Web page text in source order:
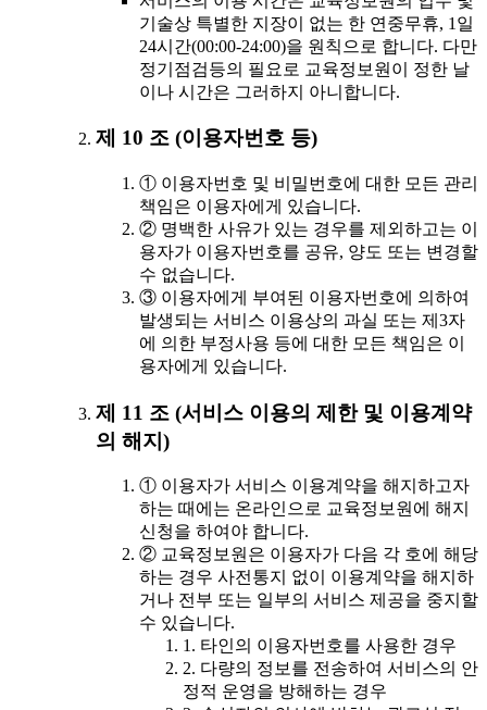
기술상 특별한 지장이 없는 한 연중무휴, 1일
24시간(00:00-24:00)을 원칙으로 합니다. 다만
정기점검등의 필요로 교육정보원이 정한 날
이나 시간은 그러하지 아니합니다.
제 10 조 (이용자번호 등)
① 이용자번호 및 비밀번호에 대한 모든 관리
책임은 이용자에게 있습니다.
② 명백한 사유가 있는 경우를 제외하고는 이
용자가 이용자번호를 공유, 양도 또는 변경할
수 없습니다.
③ 이용자에게 부여된 이용자번호에 의하여
발생되는 서비스 이용상의 과실 또는 제3자
에 의한 부정사용 등에 대한 모든 책임은 이
용자에게 있습니다.
제 11 조 (서비스 이용의 제한 및 이용계약
의 해지)
① 이용자가 서비스 이용계약을 해지하고자
하는 때에는 온라인으로 교육정보원에 해지
신청을 하여야 합니다.
② 교육정보원은 이용자가 다음 각 호에 해당
하는 경우 사전통지 없이 이용계약을 해지하
거나 전부 또는 일부의 서비스 제공을 중지할
수 있습니다.
1. 타인의 이용자번호를 사용한 경우
2. 다량의 정보를 전송하여 서비스의 안
정적 운영을 방해하는 경우